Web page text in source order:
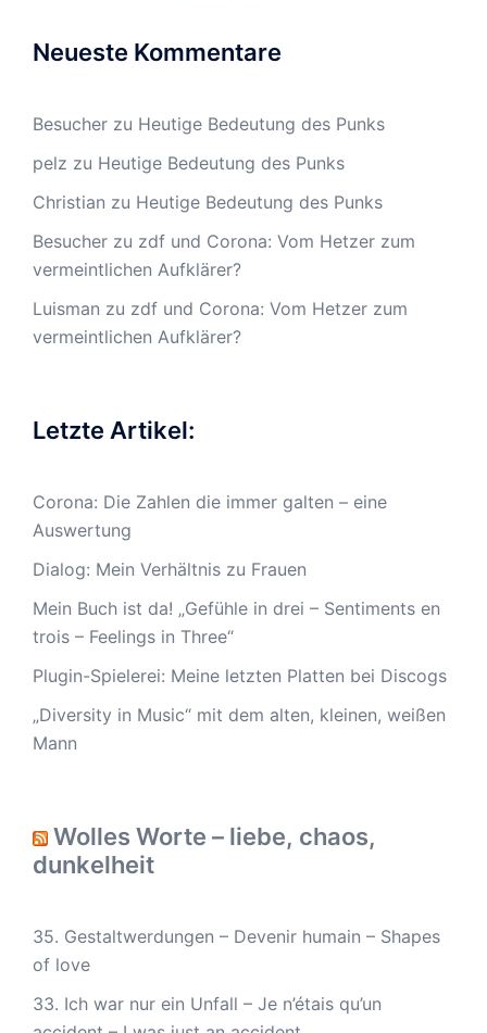
Neueste Kommentare
Besucher zu Heutige Bedeutung des Punks
pelz zu Heutige Bedeutung des Punks
Christian zu Heutige Bedeutung des Punks
Besucher zu zdf und Corona: Vom Hetzer zum
vermeintlichen Aufklärer?
Luisman zu zdf und Corona: Vom Hetzer zum
vermeintlichen Aufklärer?
Letzte Artikel:
Corona: Die Zahlen die immer galten – eine
Auswertung
Dialog: Mein Verhältnis zu Frauen
Mein Buch ist da! „Gefühle in drei – Sentiments en
trois – Feelings in Three“
Plugin-Spielerei: Meine letzten Platten bei Discogs
„Diversity in Music“ mit dem alten, kleinen, weißen
Mann
Wolles Worte – liebe, chaos,
dunkelheit
35. Gestaltwerdungen – Devenir humain – Shapes
of love
33. Ich war nur ein Unfall – Je n’étais qu’un